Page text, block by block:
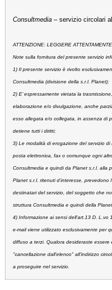
Consultmedia – servizio circolari
ATTENZIONE: LEGGERE
Note sulla fornitura del presente servizio
1) Il presente servizio è rivolto
Consultmedia (divisione della s.r.l. Planet);
2) E’ espressamente vietata la
elaborazione e/o divulgazione, anche
esso allegata e/o collegata, in assenza di
detiene tutti i diritti;
3) Le modalità di erogazione del servizio
posta elettronica, fax o comunque ogni
Consultmedia e quindi da Planet s.r.l. alla
Planet s.r.l. ritenuti d’interesse, prevedono
destinatari del servizio, del soggetto che
struttura Consultmedia e quindi della
4) Informazione ai sensi dell’art.13 D. L.vo
e-mail viene utilizzato esclusivamente per
diffuso a terzi. Qualora desideraste essere
"cancellazione dall’elenco" all’indirizzo
a proseguire nel servizio.